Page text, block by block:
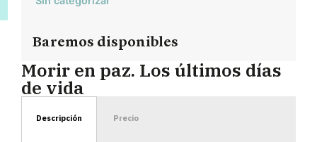
Baremos disponibles
Morir en paz. Los últimos días
de vida
Descripción Precio